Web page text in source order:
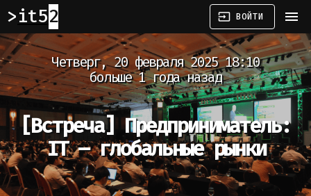
it52 input ВОЙТИ menu
Четверг, 20 февраля 2025 18:10
больше 1 года назад
[Встреча] Предприниматель:
IT – глобальные рынки